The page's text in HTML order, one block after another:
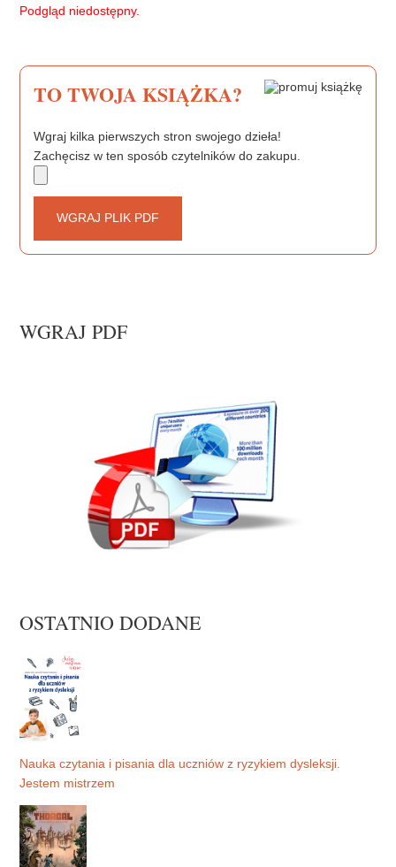
o
e
Podgląd niedostępny.
TO TWOJA KSIĄŻKA?
Wgraj kilka pierwszych stron swojego dzieła!
Zachęcisz w ten sposób czytelników do zakupu.
WGRAJ PLIK PDF
WGRAJ PDF
OSTATNIO DODANE
Nauka czytania i pisania dla uczniów z ryzykiem dysleksji.
Jestem mistrzem